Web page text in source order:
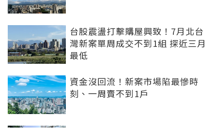
台股震盪打擊購屋興致！7月北台
灣新案單周成交不到1組 探近三月
最低
資金沒回流！新案市場陷最慘時
刻、一周賣不到1戶